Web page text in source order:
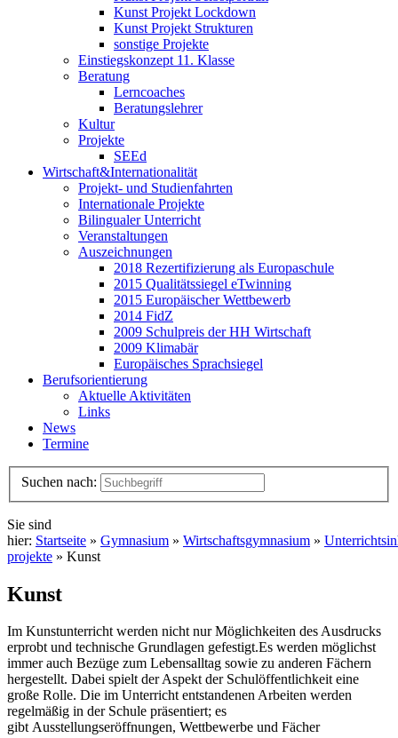
Kunst Projekt Lockdown
Kunst Projekt Strukturen
sonstige Projekte
Einstiegskonzept 11. Klasse
Beratung
Lerncoaches
Beratungslehrer
Kultur
Projekte
SEEd
Wirtschaft&Internationalität
Projekt- und Studienfahrten
Internationale Projekte
Bilingualer Unterricht
Veranstaltungen
Auszeichnungen
2018 Rezertifizierung als Europaschule
2015 Qualitätssiegel eTwinning
2015 Europäischer Wettbewerb
2014 FidZ
2009 Schulpreis der HH Wirtschaft
2009 Klimabär
Europäisches Sprachsiegel
Berufsorientierung
Aktuelle Aktivitäten
Links
News
Termine
Suchen nach:
Sie sind
hier: Startseite » Gymnasium » Wirtschaftsgymnasium »
projekte » Kunst
Kunst
Im Kunstunterricht werden nicht nur Möglichkeiten des Ausdrucks
erprobt und technische Grundlagen gefestigt.Es werden möglichst
immer auch Bezüge zum Lebensalltag sowie zu anderen Fächern
hergestellt. Dabei spielt der Aspekt der Schulöffentlichkeit eine
große Rolle. Die im Unterricht entstandenen Arbeiten werden
regelmäßig in der Schule präsentiert; es
gibt Ausstellungseröffnungen, Wettbewerbe und Fächer